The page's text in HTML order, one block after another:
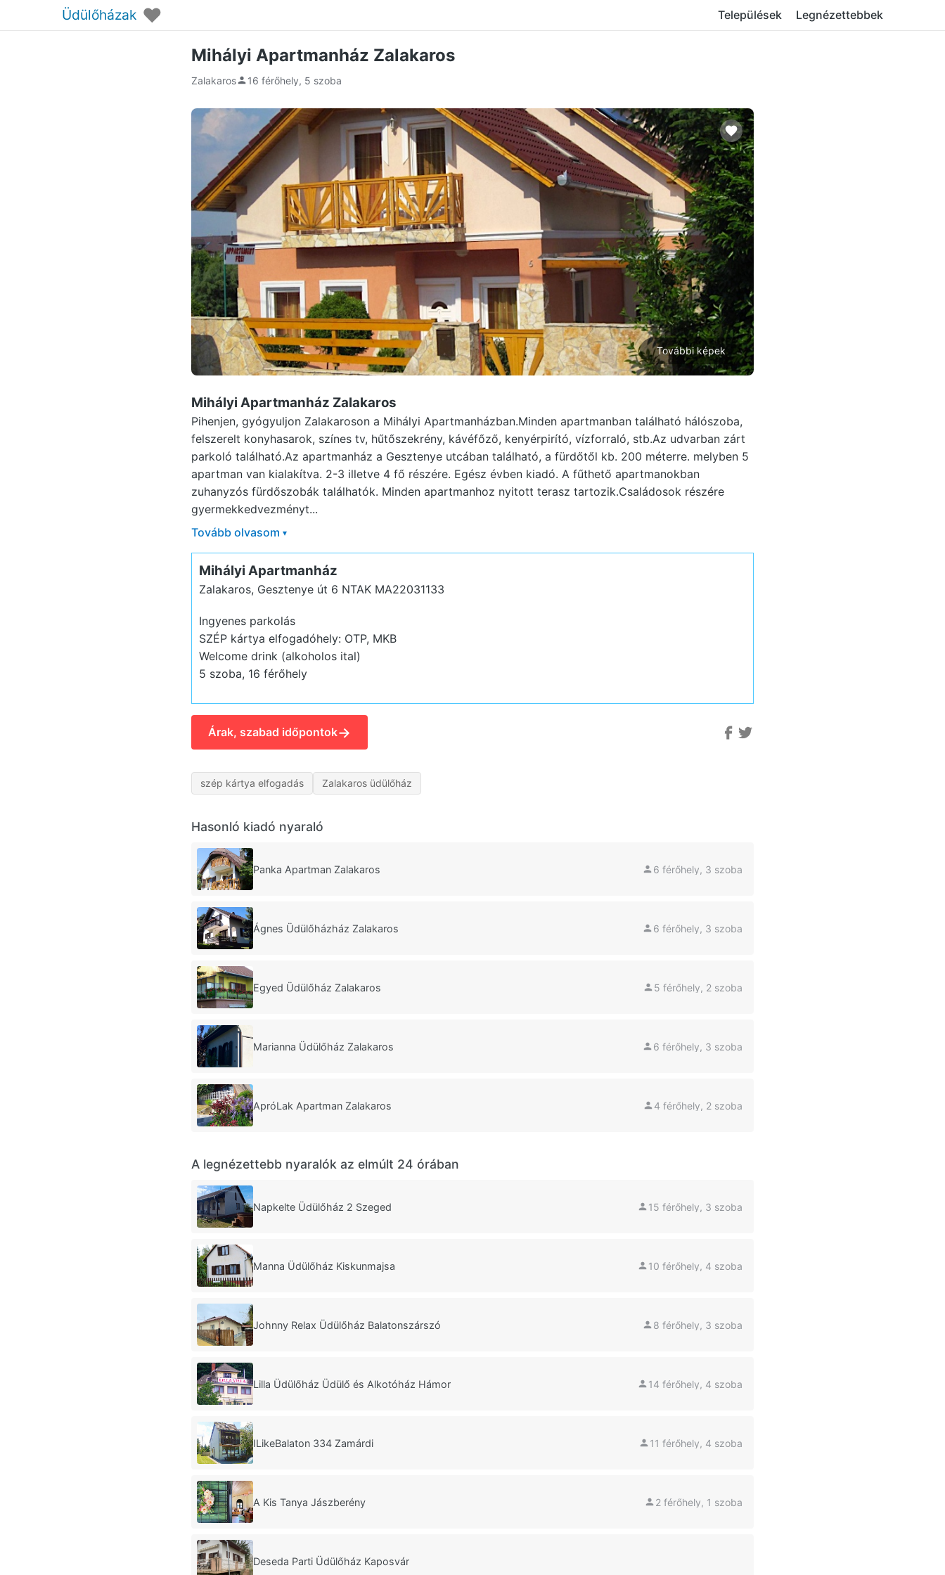
Üdülőházak ♥ Települések Legnézettebbek
Mihályi Apartmanház Zalakaros
Zalakaros 16 férőhely, 5 szoba
További képek
Mihályi Apartmanház Zalakaros
Pihenjen, gyógyuljon Zalakaroson a Mihályi Apartmanházban.Minden apartmanban található hálószoba,
felszerelt konyhasarok, színes tv, hűtőszekrény, kávéfőző, kenyérpirító, vízforraló, stb.Az udvarban zárt
parkoló található.Az apartmanház a Gesztenye utcában található, a fürdőtől kb. 200 méterre. melyben 5
apartman van kialakítva. 2-3 illetve 4 fő részére. Egész évben kiadó. A fűthető apartmanokban
zuhanyzós fürdőszobák találhatók. Minden apartmanhoz nyitott terasz tartozik.Családosok részére
gyermekkedvezményt...
Tovább olvasom ▾
Mihályi Apartmanház
Zalakaros, Gesztenye út 6 NTAK MA22031133
Ingyenes parkolás
SZÉP kártya elfogadóhely: OTP, MKB
Welcome drink (alkoholos ital)
5 szoba, 16 férőhely
Árak, szabad időpontok→
szép kártya elfogadás Zalakaros üdülőház
Hasonló kiadó nyaraló
Panka Apartman Zalakaros 6 férőhely, 3 szoba
Ágnes Üdülőházház Zalakaros 6 férőhely, 3 szoba
Egyed Üdülőház Zalakaros 5 férőhely, 2 szoba
Marianna Üdülőház Zalakaros 6 férőhely, 3 szoba
ApróLak Apartman Zalakaros 4 férőhely, 2 szoba
A legnézettebb nyaralók az elmúlt 24 órában
Napkelte Üdülőház 2 Szeged 15 férőhely, 3 szoba
Manna Üdülőház Kiskunmajsa 10 férőhely, 4 szoba
Johnny Relax Üdülőház Balatonszárszó 8 férőhely, 3 szoba
Lilla Üdülőház Üdülő és Alkotóház Hámor 14 férőhely, 4 szoba
ILikeBalaton 334 Zamárdi 11 férőhely, 4 szoba
A Kis Tanya Jászberény 2 férőhely, 1 szoba
Deseda Parti Üdülőház Kaposvár